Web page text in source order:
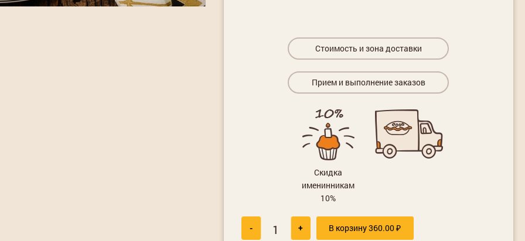
Стоимость и зона доставки
Прием и выполнение заказов
Скидка
именинникам
10%
- + В корзину360.00₽